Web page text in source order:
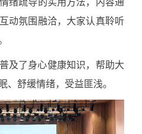
绪疏导的实用方法，内容通
动氛围融洽，大家认真聆听
及了身心健康知识，帮助大
、舒缓情绪，受益匪浅。